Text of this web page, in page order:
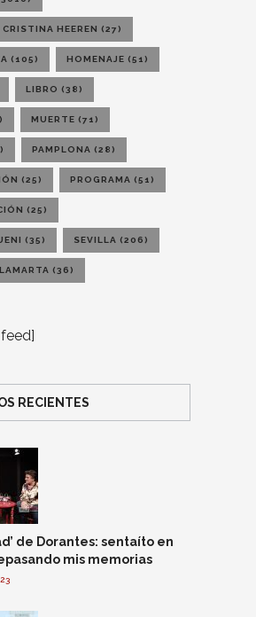
HEEREN (27)
(105) HOMENAJE (51)
LIBRO (38)
MUERTE (71)
PAMPLONA (28)
(25) PROGRAMA (51)
(25)
(35) SEVILLA (206)
(36)
RECIENTES
de Dorantes: sentaíto en
mis memorias